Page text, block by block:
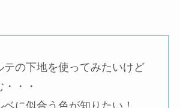
テの下地を使ってみたいけど
・・